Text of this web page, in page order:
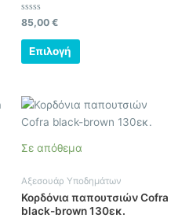
Βαθμολογήθηκε
0
από
85,00 €
Επιλογή
στη
σελίδα
Σε απόθεμα
Αξεσουάρ Υποδημάτων
Κορδόνια παπουτσιών Cofra
black-brown 130εκ.